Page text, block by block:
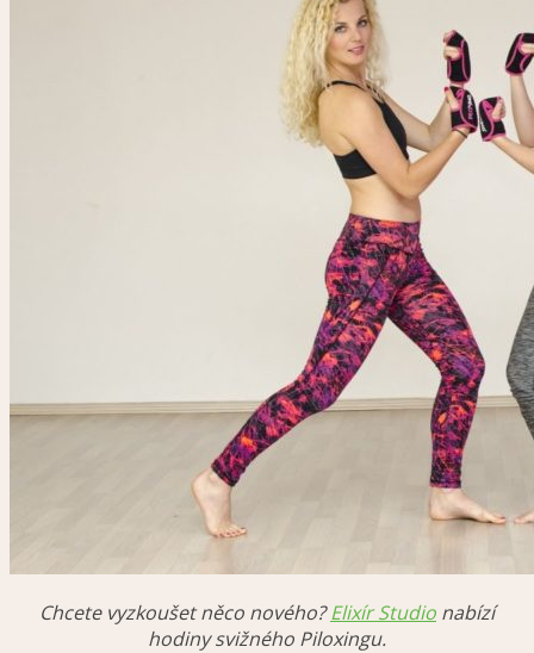
Chcete vyzkoušet něco nového?Elixír Studio nabízí
hodiny svižného Piloxingu.